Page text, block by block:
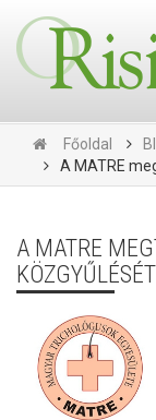
Főoldal
A MATRE
A MATRE
KÖZGYŰLÉSÉT